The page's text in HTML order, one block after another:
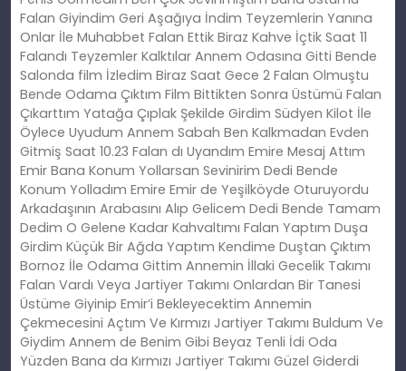
Falan Giyindim Geri Aşağıya İndim Teyzemlerin Yanına
Onlar İle Muhabbet Falan Ettik Biraz Kahve İçtik Saat 11
Falandı Teyzemler Kalktılar Annem Odasına Gitti Bende
Salonda film İzledim Biraz Saat Gece 2 Falan Olmuştu
Bende Odama Çıktım Film Bittikten Sonra Üstümü Falan
Çıkarttım Yatağa Çıplak Şekilde Girdim Südyen Kilot İle
Öylece Uyudum Annem Sabah Ben Kalkmadan Evden
Gitmiş Saat 10.23 Falan dı Uyandım Emire Mesaj Attım
Emir Bana Konum Yollarsan Sevinirim Dedi Bende
Konum Yolladım Emire Emir de Yeşilköyde Oturuyordu
Arkadaşının Arabasını Alıp Gelicem Dedi Bende Tamam
Dedim O Gelene Kadar Kahvaltımı Falan Yaptım Duşa
Girdim Küçük Bir Ağda Yaptım Kendime Duştan Çıktım
Bornoz İle Odama Gittim Annemin İllaki Gecelik Takımı
Falan Vardı Veya Jartiyer Takımı Onlardan Bir Tanesi
Üstüme Giyinip Emir’i Bekleyecektim Annemin
Çekmecesini Açtım Ve Kırmızı Jartiyer Takımı Buldum Ve
Giydim Annem de Benim Gibi Beyaz Tenli İdi Oda
Yüzden Bana da Kırmızı Jartiyer Takımı Güzel Giderdi